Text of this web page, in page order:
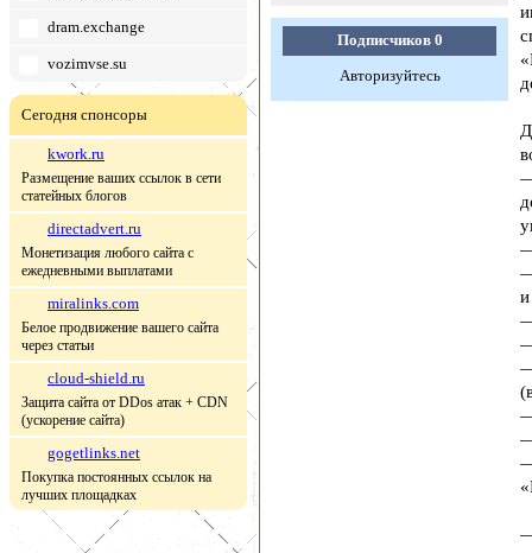
dram.exchange
vozimvse.su
Сегодня спонсоры
kwork.ru
Размещение ваших ссылок в сети
статейных блогов
directadvert.ru
Монетизация любого сайта с
ежедневными выплатами
miralinks.com
Белое продвижение вашего сайта
через статьи
cloud-shield.ru
Защита сайта от DDos атак + CDN
(ускорение сайта)
gogetlinks.net
Покупка постоянных ссылок на
лучших площадках
Подписчиков 0
Авторизуйтесь